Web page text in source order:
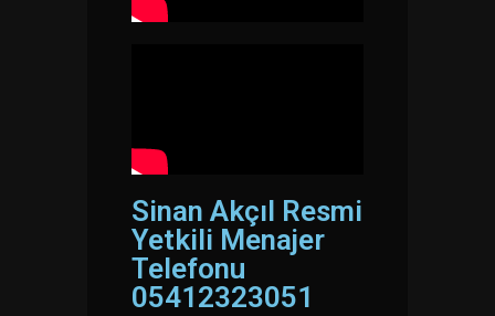
Sinan Akçıl Resmi
Yetkili Menajer
Telefonu
05412323051